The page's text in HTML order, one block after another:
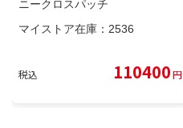
ニークロスパッチ
マイストア在庫： 2536
税込 110400円